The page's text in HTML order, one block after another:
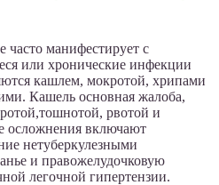
часто манифестирует с
или хронические инфекции
кашлем, мокротой, хрипами
Кашель основная жалоба,
рвотой и
осложнения включают
нетуберкулезными
и правожелудочковую
легочной гипертензии.